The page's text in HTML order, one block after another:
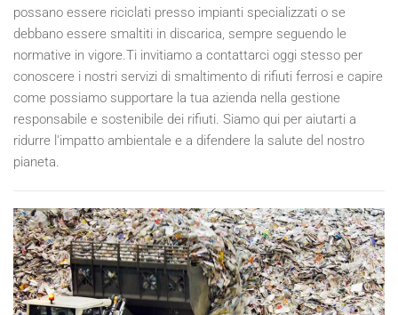
possano essere riciclati presso impianti specializzati o se
debbano essere smaltiti in discarica, sempre seguendo le
normative in vigore.Ti invitiamo a contattarci oggi stesso per
conoscere i nostri servizi di smaltimento di rifiuti ferrosi e capire
come possiamo supportare la tua azienda nella gestione
responsabile e sostenibile dei rifiuti. Siamo qui per aiutarti a
ridurre l'impatto ambientale e a difendere la salute del nostro
pianeta.